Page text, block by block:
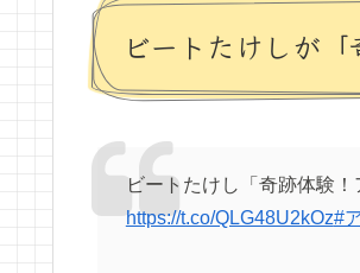
ビートたけしが
ビートたけし「奇跡体験
https://t.co/QLG48U2kOz#